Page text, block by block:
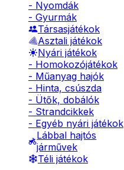
- Nyomdák
- Gyurmák
Társasjátékok
Asztali játékok
Nyári játékok
- Homokozójátékok
- Műanyag hajók
- Hinta, csúszda
- Ütők, dobálók
- Strandcikkek
- Egyéb nyári játékok
Lábbal hajtós
járművek
Téli játékok